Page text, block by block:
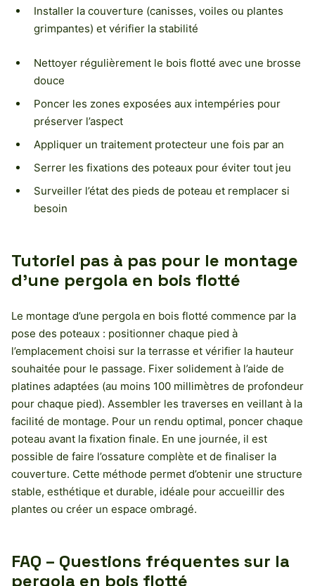
Installer la couverture (canisses, voiles ou plantes
grimpantes) et vérifier la stabilité
Nettoyer régulièrement le bois flotté avec une brosse
douce
Poncer les zones exposées aux intempéries pour
préserver l’aspect
Appliquer un traitement protecteur une fois par an
Serrer les fixations des poteaux pour éviter tout jeu
Surveiller l’état des pieds de poteau et remplacer si
besoin
Tutoriel pas à pas pour le montage
d’une pergola en bois flotté
Le montage d’une pergola en bois flotté commence par la
pose des poteaux : positionner chaque pied à
l’emplacement choisi sur la terrasse et vérifier la hauteur
souhaitée pour le passage. Fixer solidement à l’aide de
platines adaptées (au moins 100 millimètres de profondeur
pour chaque pied). Assembler les traverses en veillant à la
facilité de montage. Pour un rendu optimal, poncer chaque
poteau avant la fixation finale. En une journée, il est
possible de faire l’ossature complète et de finaliser la
couverture. Cette méthode permet d’obtenir une structure
stable, esthétique et durable, idéale pour accueillir des
plantes ou créer un espace ombragé.
FAQ – Questions fréquentes sur la
pergola en bois flotté